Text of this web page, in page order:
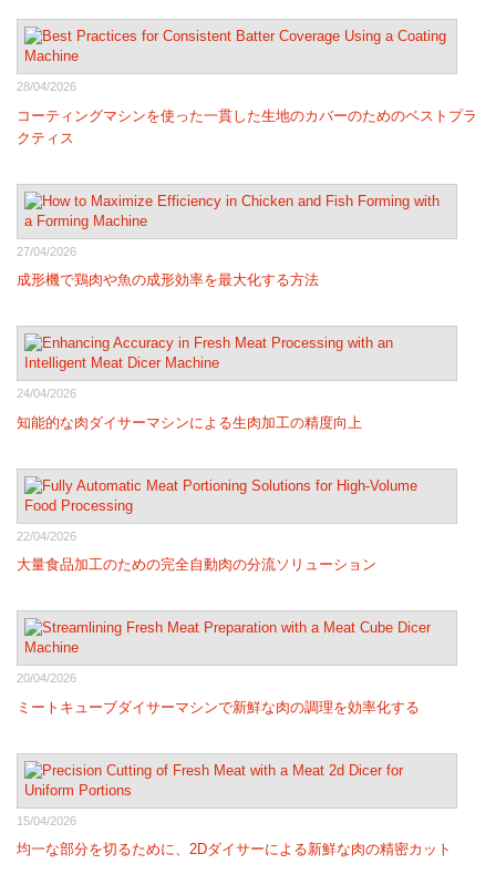
28/04/2026
コーティングマシンを使った一貫した生地のカバーのためのベストプラ
クティス
27/04/2026
成形機で鶏肉や魚の成形効率を最大化する方法
24/04/2026
知能的な肉ダイサーマシンによる生肉加工の精度向上
22/04/2026
大量食品加工のための完全自動肉の分流ソリューション
20/04/2026
ミートキューブダイサーマシンで新鮮な肉の調理を効率化する
15/04/2026
均一な部分を切るために、2Dダイサーによる新鮮な肉の精密カット